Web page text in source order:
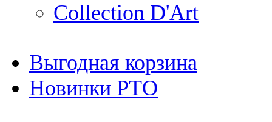
Collection D'Art
Выгодная корзина
Новинки РТО